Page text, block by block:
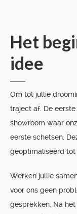
Het
idee
Om tot jullie
traject af. De
showroom waar
eerste schetsen.
geoptimaliseerd tot
Werken jullie
voor ons geen
gesprekken. Na